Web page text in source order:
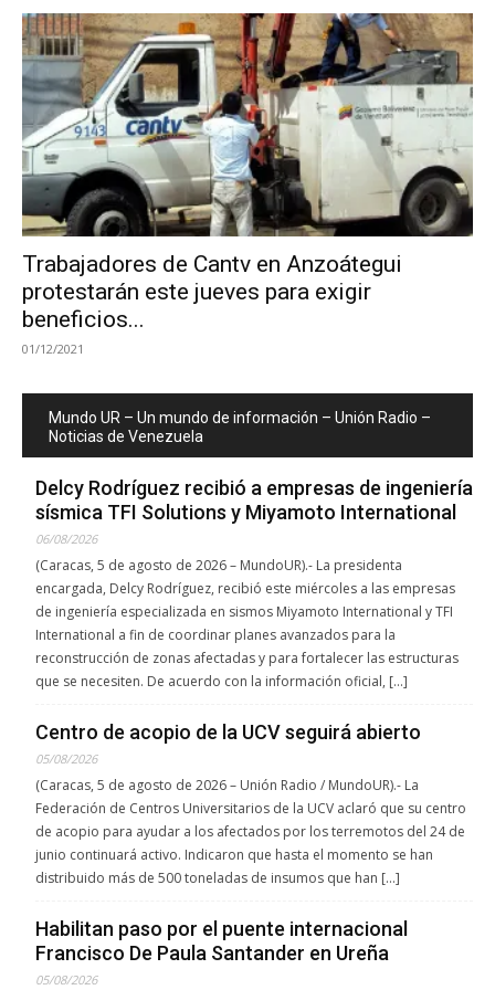
Trabajadores de Cantv en Anzoátegui
protestarán este jueves para exigir
beneficios...
01/12/2021
Mundo UR – Un mundo de información – Unión Radio –
Noticias de Venezuela
Delcy Rodríguez recibió a empresas de ingeniería
sísmica TFI Solutions y Miyamoto International
06/08/2026
(Caracas, 5 de agosto de 2026 – MundoUR).- La presidenta
encargada, Delcy Rodríguez, recibió este miércoles a las empresas
de ingeniería especializada en sismos Miyamoto International y TFI
International a fin de coordinar planes avanzados para la
reconstrucción de zonas afectadas y para fortalecer las estructuras
que se necesiten. De acuerdo con la información oficial, […]
Centro de acopio de la UCV seguirá abierto
05/08/2026
(Caracas, 5 de agosto de 2026 – Unión Radio / MundoUR).- La
Federación de Centros Universitarios de la UCV aclaró que su centro
de acopio para ayudar a los afectados por los terremotos del 24 de
junio continuará activo. Indicaron que hasta el momento se han
distribuido más de 500 toneladas de insumos que han […]
Habilitan paso por el puente internacional
Francisco De Paula Santander en Ureña
05/08/2026